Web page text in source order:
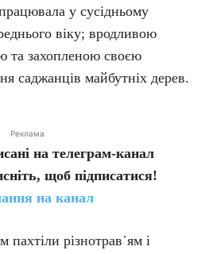
у сусідньому
віку; вродливою
та захопленою своєю
саджанців майбутніх дерев.
Реклама
на телеграм-канал
щоб підписатися!
на канал
різнотрав᾿ям і